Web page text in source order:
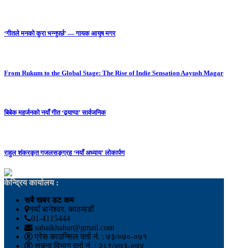
‘गीतले मनको कुरा भन्नुपर्छ’ — गायक आयुष मगर
From Rukum to the Global Stage: The Rise of Indie Sensation Aayush Magar
बिबेक महर्जनको नयाँ गीत ‘ढ्याप्पा’ सार्वजनिक
राहुल शंकरकृत गजलसङ्ग्रह ‘नयाँ अध्याय’ लोकार्पण
केन्द्रिय कार्यालय :
सबै खबर डट कम
नयाँ बानेश्वर, काठमाडौं
01-4115444
sabaikhabar@gmail.com
प्रेस काउन्सिल दर्ता नं. : ७३/०७०-०७१
सूचना विभाग दर्ता नं. : २८९/०७३-०७४